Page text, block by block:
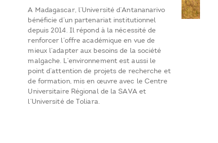
A Madagascar, l’Université d’Antananarivo
bénéficie d’un partenariat institutionnel
depuis 2014. Il répond à la nécessité de
renforcer l’offre académique en vue de
mieux l’adapter aux besoins de la société
malgache. L’environnement est aussi le
point d’attention de projets de recherche et
de formation, mis en œuvre avec le Centre
Universitaire Régional de la SAVA et
l’Université de Toliara.